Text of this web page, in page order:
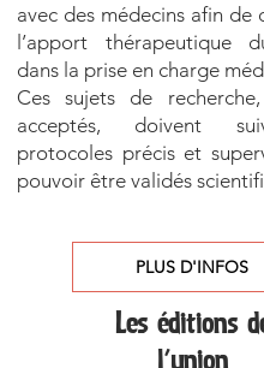
avec des médecins afin de
l’apport thérapeutique
dans la prise en charge
Ces sujets de
acceptés, doivent
protocoles précis et
pouvoir être validés
PLUS D'INFOS
Les éditions
l'union